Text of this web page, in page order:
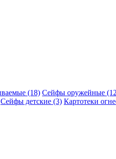
(18) Сейфы оружейные
Сейфы детские (3) Картотеки